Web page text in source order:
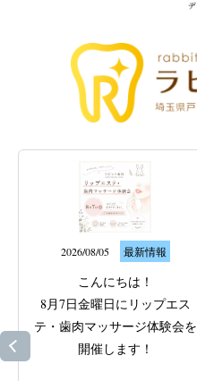
2026/08/05 最新情報
こんにちは！
8月7日金曜日にリップエス
テ・歯肉マッサージ体験会を
開催します！